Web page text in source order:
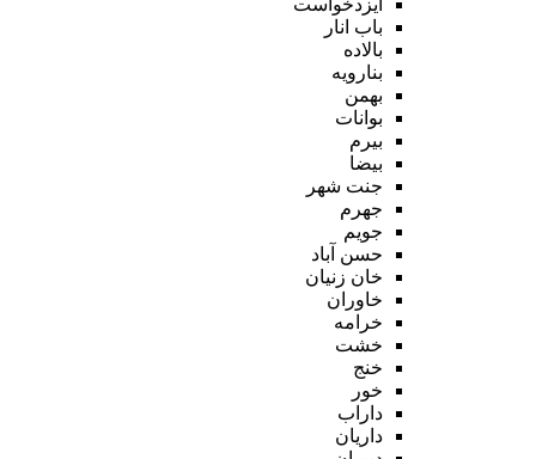
باب انار
بالاده
بنارویه
بهمن
بوانات
بیرم
بیضا
جنت شهر
جهرم
جویم
حسن آباد
خان زنیان
خاوران
خرامه
خشت
خنج
خور
داراب
داریان